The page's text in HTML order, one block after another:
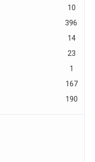
10
396
14
23
1
167
190